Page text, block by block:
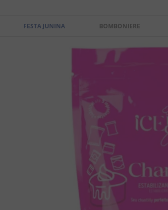
FESTA JUNINA BOMBONIERE
2º
salgadinho
pipoca